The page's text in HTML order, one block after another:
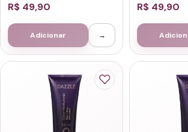
R$ 49,90
Adicionar →
R$ 49,90